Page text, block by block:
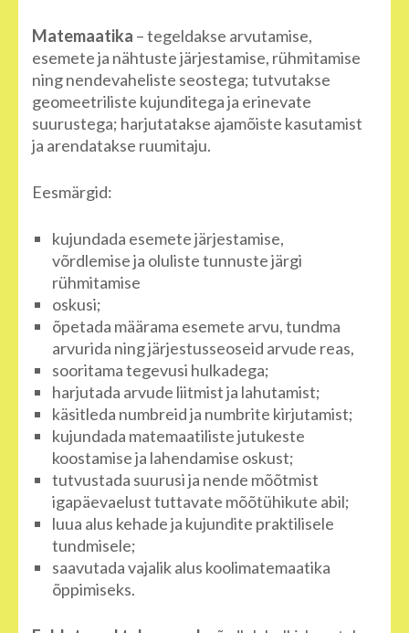
Matemaatika – tegeldakse arvutamise,
esemete ja nähtuste järjestamise, rühmitamise
ning nendevaheliste seostega; tutvutakse
geomeetriliste kujunditega ja erinevate
suurustega; harjutatakse ajamõiste kasutamist
ja arendatakse ruumitaju.
Eesmärgid:
kujundada esemete järjestamise,
võrdlemise ja oluliste tunnuste järgi
rühmitamise
oskusi;
õpetada määrama esemete arvu, tundma
arvurida ning järjestusseoseid arvude reas,
sooritama tegevusi hulkadega;
harjutada arvude liitmist ja lahutamist;
käsitleda numbreid ja numbrite kirjutamist;
kujundada matemaatiliste jutukeste
koostamise ja lahendamise oskust;
tutvustada suurusi ja nende mõõtmist
igapäevaelust tuttavate mõõtühikute abil;
luua alus kehade ja kujundite praktilisele
tundmisele;
saavutada vajalik alus koolimatemaatika
õppimiseks.